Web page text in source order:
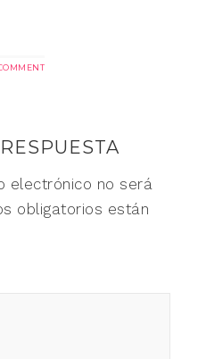
electrónico no será
obligatorios están